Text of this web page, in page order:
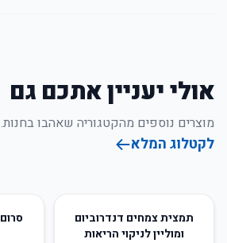
אולי יעניין אתכם גם
מוצרים נוספים מהקטגוריה שאהבו בחנות.
לקטלוג המלא
50
תמצית צמחים דנדרוביום
ומוליין לניקוי הריאות
66